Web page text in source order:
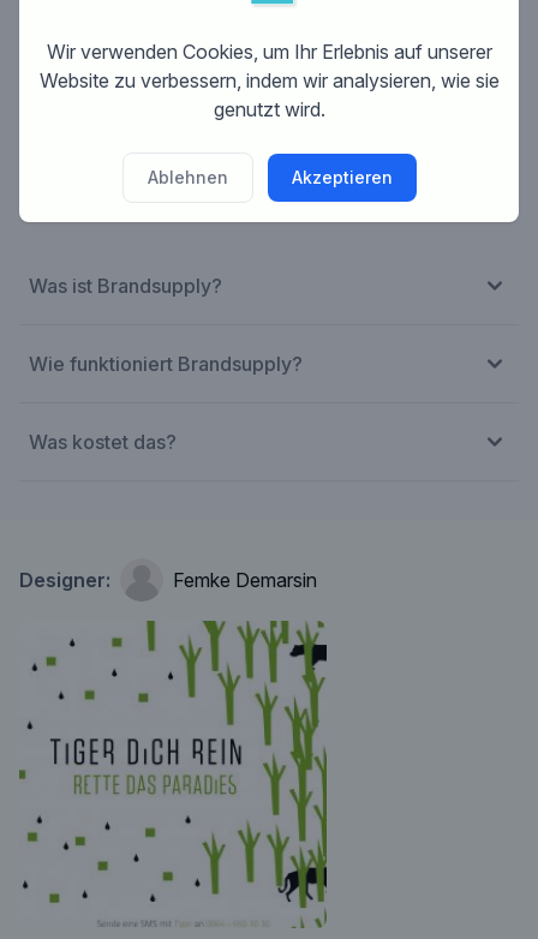
- Zusätzlich erhält der Gewinner des Greenpeace-
Wettbewerbs 300 € Siegerprämie
Was ist Brandsupply?
Wie funktioniert Brandsupply?
Was kostet das?
Designer: Femke Demarsin
Wir verwenden Cookies, um Ihr Erlebnis auf unserer
Website zu verbessern, indem wir analysieren, wie sie
genutzt wird.
Ablehnen Akzeptieren